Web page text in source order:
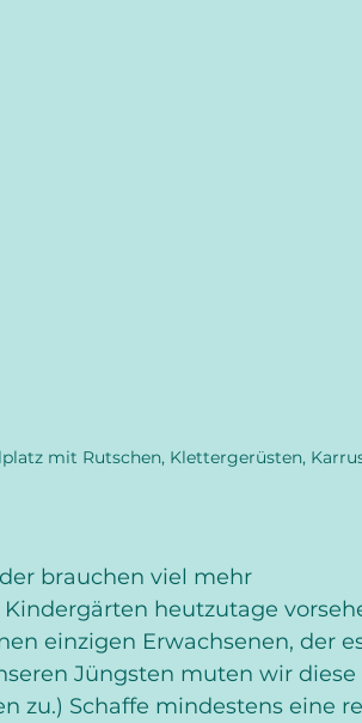
mit Rutschen, Klettergerüsten,
brauchen viel mehr
heutzutage
einzigen Erwachsenen, der
Jüngsten muten wir
zu.) Schaffe mindestens eine